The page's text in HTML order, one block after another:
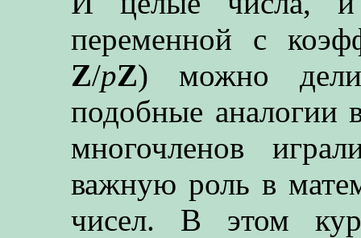
переменной с
Z/pZ) можно
подобные аналогии
многочленов
важную роль в
чисел. В этом